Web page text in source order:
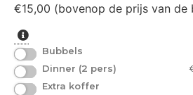
€15,00 (bovenop de prijs van de
Bubbels
Dinner (2 pers)
Extra koffer